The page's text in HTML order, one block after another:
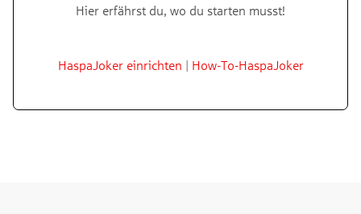
Hier erfährst du, wo du starten musst!
HaspaJoker einrichten | How-To-HaspaJoker